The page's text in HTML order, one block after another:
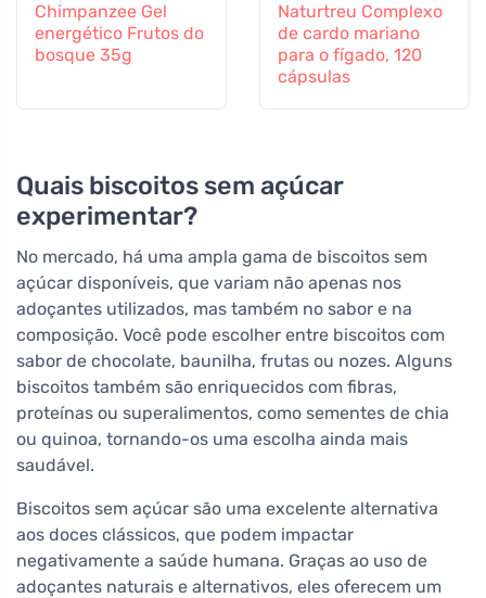
Chimpanzee Gel
energético Frutos do
bosque 35g
Naturtreu Complexo
de cardo mariano
para o fígado, 120
cápsulas
Quais biscoitos sem açúcar
experimentar?
No mercado, há uma ampla gama de biscoitos sem
açúcar disponíveis, que variam não apenas nos
adoçantes utilizados, mas também no sabor e na
composição. Você pode escolher entre biscoitos com
sabor de chocolate, baunilha, frutas ou nozes. Alguns
biscoitos também são enriquecidos com fibras,
proteínas ou superalimentos, como sementes de chia
ou quinoa, tornando-os uma escolha ainda mais
saudável.
Biscoitos sem açúcar são uma excelente alternativa
aos doces clássicos, que podem impactar
negativamente a saúde humana. Graças ao uso de
adoçantes naturais e alternativos, eles oferecem um